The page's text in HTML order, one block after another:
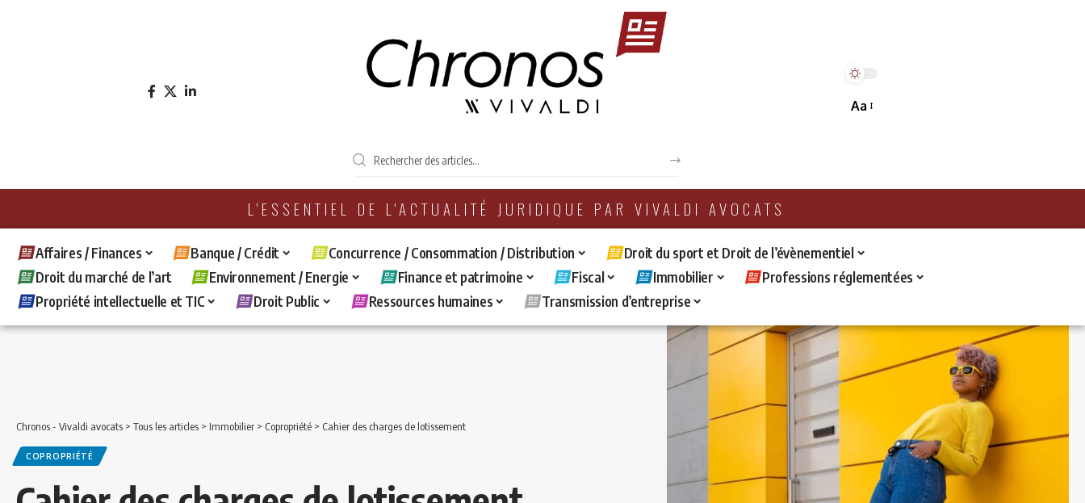
Aa
L'ESSENTIEL DE L'ACTUALITÉ JURIDIQUE PAR VIVALDI AVOCATS
Affaires / Finances Banque / Crédit Concurrence / Consommation / Distribution
Droit du sport et Droit de l’évènementiel
Droit du marché de l’art
Environnement / Energie Finance et patrimoine Fiscal Immobilier
Professions réglementées
Propriété intellectuelle et TIC
Droit Public Ressources humaines Transmission d’entreprise
Chronos - Vivaldi avocats > Tous les articles > Immobilier > Copropriété > Cahier des charges de lotissement
COPROPRIÉTÉ